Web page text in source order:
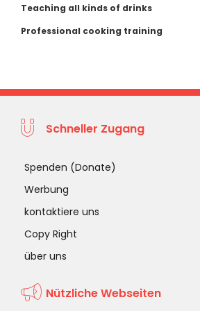
Teaching all kinds of drinks
Professional cooking training
Schneller Zugang
Spenden (Donate)
Werbung
kontaktiere uns
Copy Right
über uns
Nützliche Webseiten